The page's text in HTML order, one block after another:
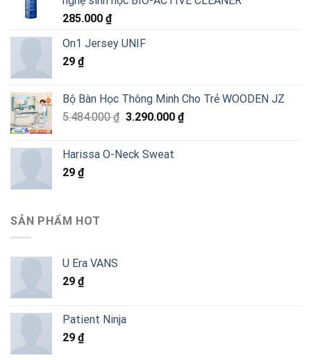
285.000 ₫
On1 Jersey UNIF
29 ₫
Bộ Bàn Học Thông Minh Cho Trẻ WOODEN JZ
5.484.000₫ Giá
5.484.000 ₫.
3.290.000 ₫Giá
Harissa O-Neck Sweat
29 ₫
SẢN PHẨM HOT
U Era VANS
29 ₫
Patient Ninja
29 ₫